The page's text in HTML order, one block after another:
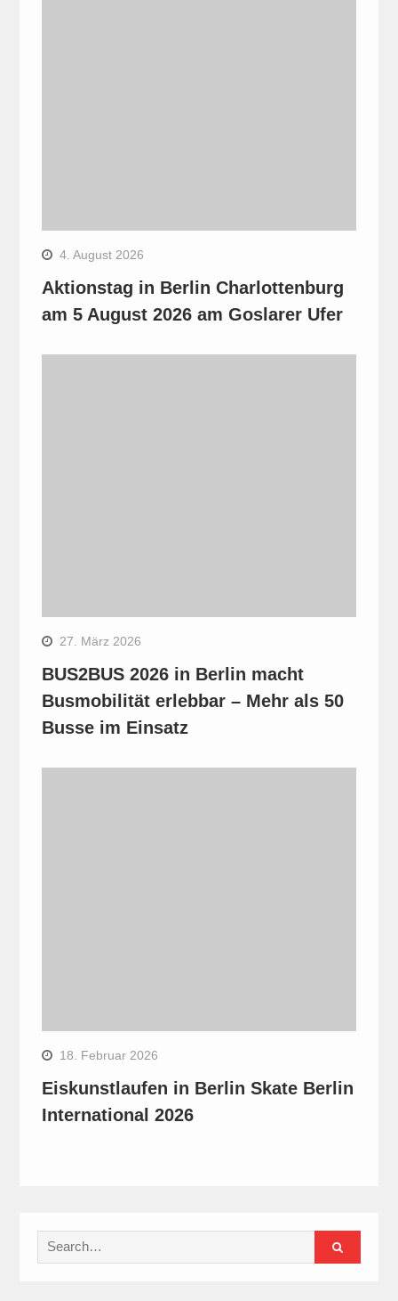
4. August 2026
Aktionstag in Berlin Charlottenburg
am 5 August 2026 am Goslarer Ufer
27. März 2026
BUS2BUS 2026 in Berlin macht
Busmobilität erlebbar – Mehr als 50
Busse im Einsatz
18. Februar 2026
Eiskunstlaufen in Berlin Skate Berlin
International 2026
Search
for: